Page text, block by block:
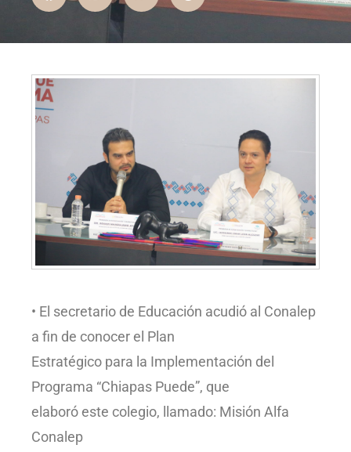
• El secretario de Educación acudió al Conalep
a fin de conocer el Plan
Estratégico para la Implementación del
Programa “Chiapas Puede”, que
elaboró este colegio, llamado: Misión Alfa
Conalep